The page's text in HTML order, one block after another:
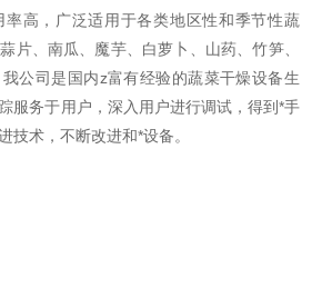
高，广泛适用于各类地区性和季节性蔬
片、南瓜、魔芋、白萝卜、山药、竹笋、
公司是国内z富有经验的蔬菜干燥设备生
服务于用户，深入用户进行调试，得到*手
技术，不断改进和*设备。